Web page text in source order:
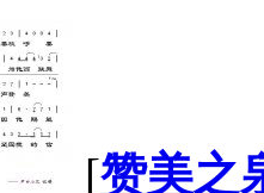
[赞美之